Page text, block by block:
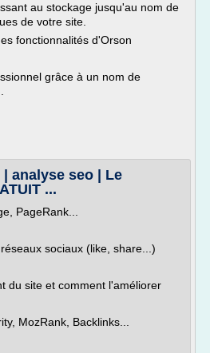
au stockage jusqu'au nom de
de votre site.
fonctionnalités d'Orson
grâce à un nom de
analyse seo | Le
...
PageRank...
sociaux (like, share...)
du site et comment l'améliorer
MozRank, Backlinks...